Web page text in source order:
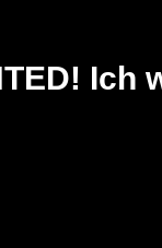
Ich